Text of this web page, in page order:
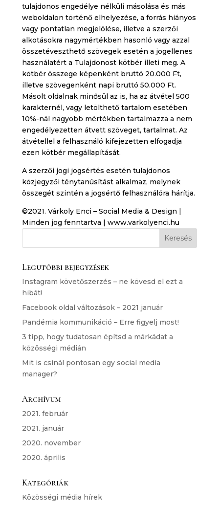
tulajdonos engedélye nélküli másolása és más
weboldalon történő elhelyezése, a forrás hiányos
vagy pontatlan megjelölése, illetve a szerzői
alkotásokra nagymértékben hasonló vagy azzal
összetéveszthető szövegek esetén a jogellenes
használatért a Tulajdonost kötbér illeti meg. A
kötbér összege képenként bruttó 20.000 Ft,
illetve szövegenként napi bruttó 50.000 Ft.
Másolt oldalnak minősül az is, ha az átvétel 500
karakternél, vagy letölthető tartalom esetében
10%-nál nagyobb mértékben tartalmazza a nem
engedélyezetten átvett szöveget, tartalmat. Az
átvétellel a felhasználó kifejezetten elfogadja
ezen kötbér megállapítását.
A szerzői jogi jogsértés esetén tulajdonos
közjegyzői ténytanúsítást alkalmaz, melynek
összegét szintén a jogsértő felhasználóra hárítja.
©2021. Várkoly Enci – Social Media & Design |
Minden jog fenntartva | www.varkolyenci.hu
Legutóbbi bejegyzések
Instagram követőszerzés – ne kövesd el ezt a
hibát!
Facebook oldal változások – 2021 január
Pandémia kommunikáció – Erre figyelj most!
3 tipp, hogy tudatosan építsd a márkádat a
közösségi médián
Mit is csinál pontosan egy social media
manager?
Archívum
2021. február
2021. január
2020. november
2020. április
Kategóriák
Közösségi média hírek